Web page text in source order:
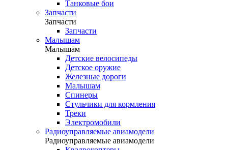
Танковые бои
Запчасти
Запчасти
Запчасти
Малышам
Малышам
Детские велосипеды
Детское оружие
Железные дороги
Малышам
Спинеры
Стульчики для кормления
Треки
Электромобили
Радиоуправляемые авиамодели
Радиоуправляемые авиамодели